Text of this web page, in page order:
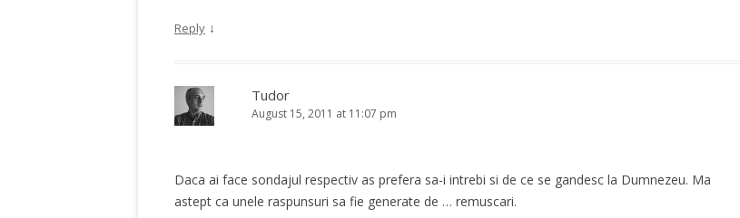
Reply ↓
Tudor
August 15, 2011 at 11:07 pm
Daca ai face sondajul respectiv as prefera sa-i intrebi si de ce se gandesc la Dumnezeu. Ma
astept ca unele raspunsuri sa fie generate de … remuscari.